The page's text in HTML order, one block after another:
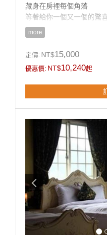
藏身在房裡每個角落
等著給你一個又一個的驚
室內面積約22-25坪，兩大
台，景觀極佳
房內設計擺飾皆以歐風花
飾、壁畫、地板、沙發…
＊採用歐洲精品品牌
＊依房型附贈礦泉水
＊床型 200cm X 200cm
＊傳統歐洲柴燒壁爐
＊投影機及100吋投影布
自己的DVD播放或是免費
＊英國原裝進口音響
＊DVD影音光碟機。
＊免費無線及寬頻網路（
more
定價: NT$15,000
優惠價: NT$10,240起